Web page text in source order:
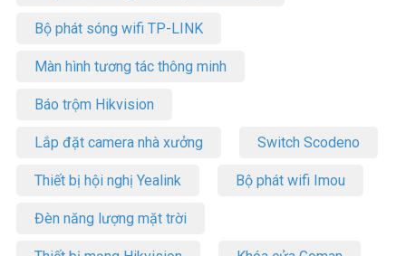
Bộ phát sóng wifi TP-LINK
Màn hình tương tác thông minh
Báo trộm Hikvision
Lắp đặt camera nhà xưởng Switch Scodeno
Thiết bị hội nghị Yealink Bộ phát wifi Imou
Đèn năng lượng mặt trời